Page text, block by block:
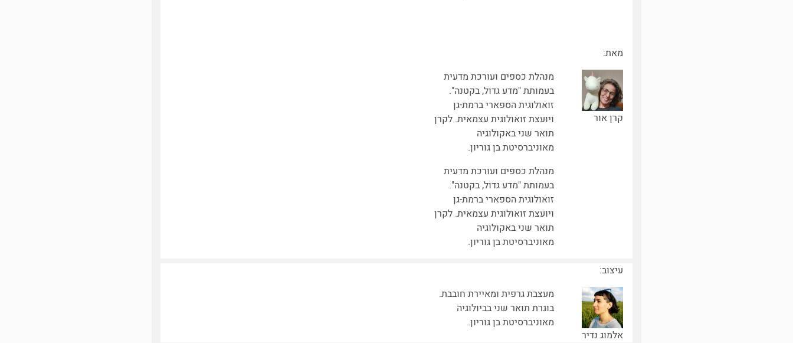
מאת:
קרן אור
מנהלת כספים ועורכת מדעית
בעמותת "מדע גדול, בקטנה".
זואולוגית הספארי ברמת-גן
ויועצת זואולוגית עצמאית. לקרן
תואר שני באקולוגיה
מאוניברסיטת בן גוריון.
מנהלת כספים ועורכת מדעית
בעמותת "מדע גדול, בקטנה".
זואולוגית הספארי ברמת-גן
ויועצת זואולוגית עצמאית. לקרן
תואר שני באקולוגיה
מאוניברסיטת בן גוריון.
עיצוב:
אלמוג נדיר
מעצבת גרפית ומאיירת חובבת.
בוגרת תואר שני בביולוגיה
מאוניברסיטת בן גוריון.